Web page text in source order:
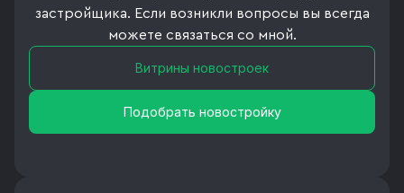
застройщика. Если возникли вопросы вы всегда
можете связаться со мной.
Витрины новостроек
Подобрать новостройку